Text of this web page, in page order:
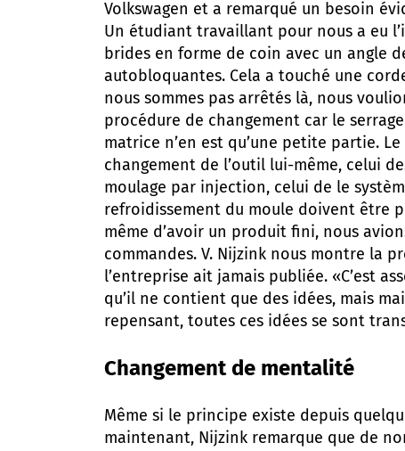
Volkswagen et a remarqué un besoin
Un étudiant travaillant pour nous a eu
brides en forme de coin avec un angle
autobloquantes. Cela a touché une
nous sommes pas arrêtés là, nous
procédure de changement car le serrage
matrice n’en est qu’une petite partie. Le
changement de l’outil lui-même, celui
moulage par injection, celui de le
refroidissement du moule doivent être
même d’avoir un produit fini, nous
commandes. V. Nijzink nous montre la
l’entreprise ait jamais publiée. «C’est
qu’il ne contient que des idées, mais
repensant, toutes ces idées se sont
Changement de mentalité
Même si le principe existe depuis
maintenant, Nijzink remarque que de